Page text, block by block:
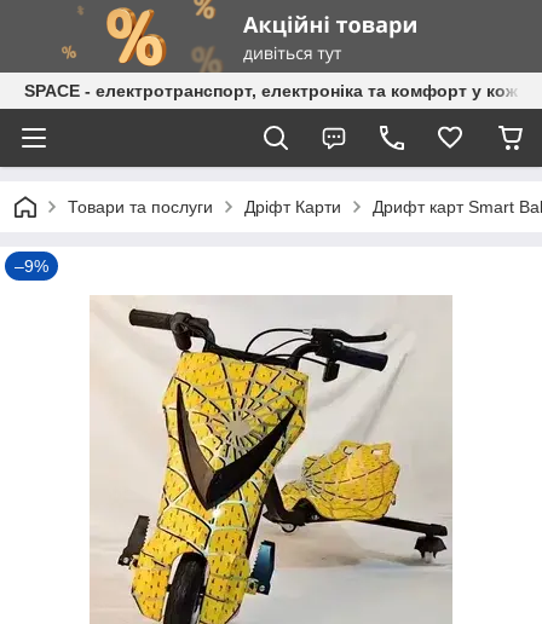
SPACE - електротранспорт, електроніка та комфорт у
Товари та послуги Дріфт Карти Дрифт карт Smart
–9%